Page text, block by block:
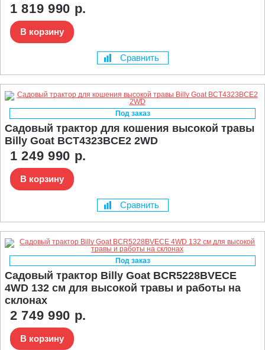
1 819 990 р.
В корзину
Сравнить
Под заказ
Садовый трактор для кошения высокой травы
Billy Goat BCT4323BCE2 2WD
1 249 990 р.
В корзину
Сравнить
Под заказ
Садовый трактор Billy Goat BCR5228BVECE
4WD 132 см для высокой травы и работы на
склонах
2 749 990 р.
В корзину